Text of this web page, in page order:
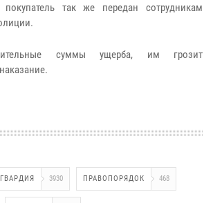
покупатель так же передан сотрудникам
суммы ущерба, им грозит
3930 ПРАВОПОРЯДОК 468